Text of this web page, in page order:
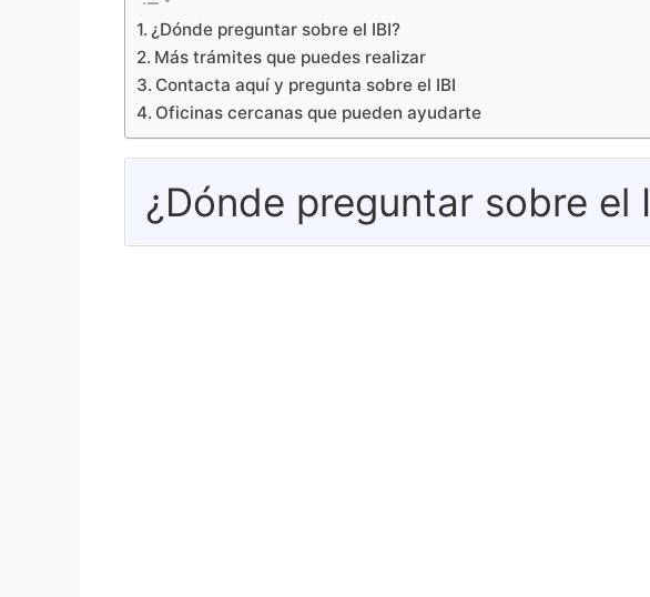
¿Dónde preguntar sobre el IBI?
Más trámites que puedes realizar
Contacta aquí y pregunta sobre el IBI
Oficinas cercanas que pueden ayudarte
¿Dónde preguntar sobre el